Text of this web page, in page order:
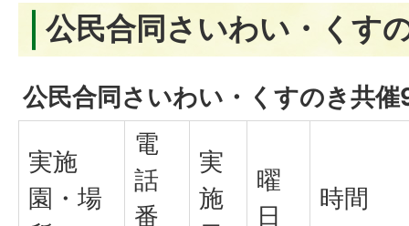
公民合同さいわい・くす
公民合同さいわい・くすのき共催
実施
園・場
電
話
番
実
施
曜
日
時間